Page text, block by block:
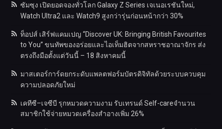
ซัมซุง เปิดยอดจองทั่วโลก Galaxy Z Series เจเนอเรชันใหม่,
Watch Ultra2 และ Watch9 สูงกว่ารุ่นก่อนหน้ากว่า 30%
ท็อปส์ เสิร์ฟแคมเปญ “Discover UK: Bringing British Favourites
to You” ขนทัพของอร่อยและไอเท็มฮิตจากสหราชอาณาจักร ส่ง
ตรงถึงมือตั้งแต่วันนี้ – 18 สิงหาคมนี้
มาสเตอร์การ์ดยกระดับแพลตฟอร์มบัตรดิจิทัลด้วยระบบควบคุม
ความปลอดภัยใหม่
เคทีซี–เจซีบี รุกหมวดความงาม รับเทรนด์ Self-careจำนวน
สมาชิกใช้จ่ายหมวดเครื่องสำอางเพิ่ม 26%